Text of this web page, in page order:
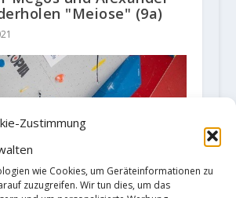
Zustimmung
wie Cookies, um Geräteinformationen zu
zuzugreifen. Wir tun dies, um das
"Meiose" (9a)